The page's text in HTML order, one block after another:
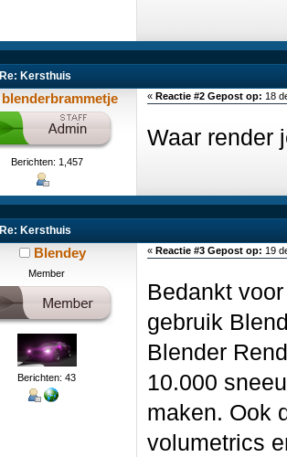
Re: Kersthuis
blenderbrammetje
Berichten: 1,457
« Reactie #2 Gepost op: 18
Waar render
Re: Kersthuis
Blendey
Member
Berichten: 43
« Reactie #3 Gepost op: 19
Bedankt
gebruik
Blender
10.000
maken. Ook
volumetrics